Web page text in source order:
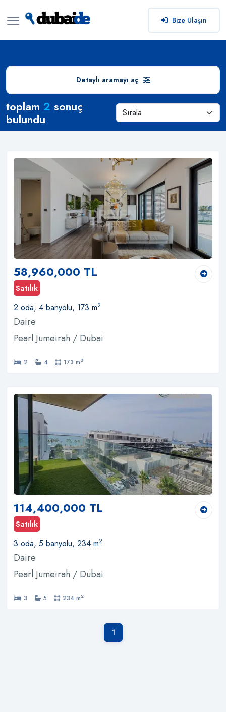
Bize Ulaşın
Arama SonuçlarıDetaylı aramayı aç
toplam 2 sonuç
bulundu
58,960,000 TL
Satılık
2 oda, 4 banyolu, 173 m2
Daire
Pearl Jumeirah / Dubai
2 4 173 m2
114,400,000 TL
Satılık
3 oda, 5 banyolu, 234 m2
Daire
Pearl Jumeirah / Dubai
3 5 234 m2
1